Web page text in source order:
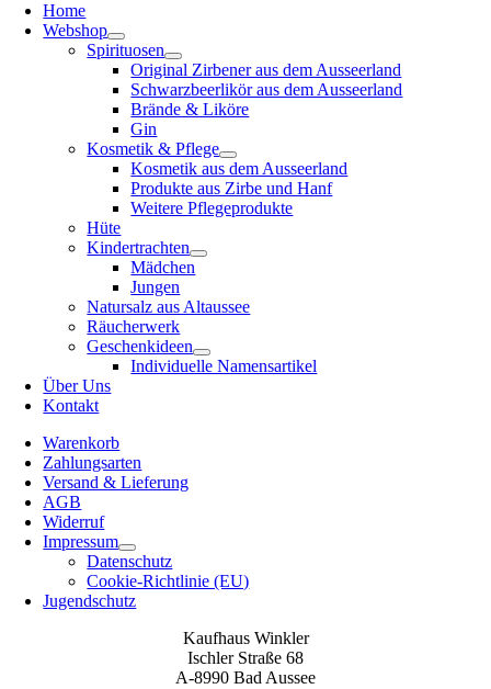
Home
Webshop
Spirituosen
Original Zirbener aus dem Ausseerland
Schwarzbeerlikör aus dem Ausseerland
Brände & Liköre
Gin
Kosmetik & Pflege
Kosmetik aus dem Ausseerland
Produkte aus Zirbe und Hanf
Weitere Pflegeprodukte
Hüte
Kindertrachten
Mädchen
Jungen
Natursalz aus Altaussee
Räucherwerk
Geschenkideen
Individuelle Namensartikel
Über Uns
Kontakt
Warenkorb
Zahlungsarten
Versand & Lieferung
AGB
Widerruf
Impressum
Datenschutz
Cookie-Richtlinie (EU)
Jugendschutz
Kaufhaus Winkler
Ischler Straße 68
A-8990 Bad Aussee